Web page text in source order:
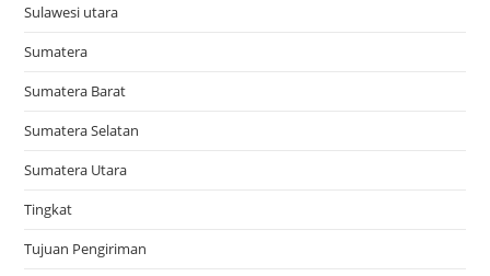
Sulawesi utara
Sumatera
Sumatera Barat
Sumatera Selatan
Sumatera Utara
Tingkat
Tujuan Pengiriman